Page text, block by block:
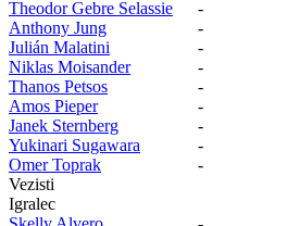
Theodor Gebre Selassie
-
Anthony Jung
-
Julián Malatini
-
Niklas Moisander
-
Thanos Petsos
-
Amos Pieper
-
Janek Sternberg
-
Yukinari Sugawara
-
Omer Toprak
-
Vezisti
Igralec